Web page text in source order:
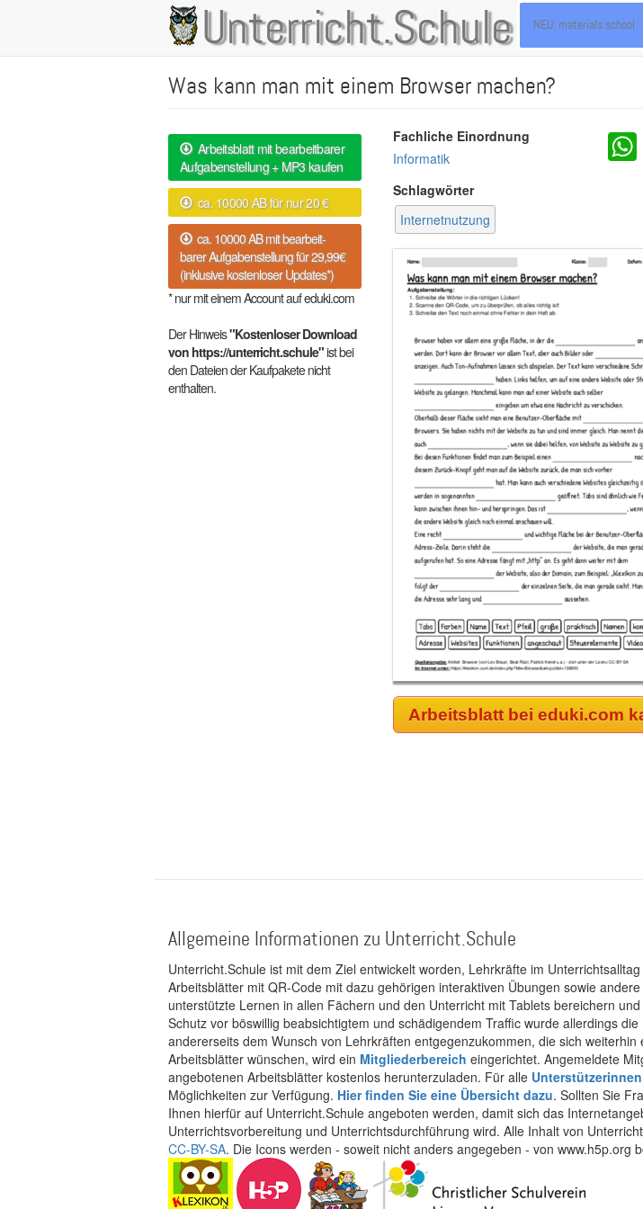
Unterricht.Schule
Main
navigation
NEU: materials.school
Was kann man mit einem Browser machen?
Arbeitsblatt mit bearbeitbarer
Aufgabenstellung + MP3 kaufen
ca. 10000 AB für nur 20 €
ca. 10000 AB mit bearbeit-
barer Aufgabenstellung für 29,99€
(inklusive kostenloser Updates*)
* nur mit einem Account auf eduki.com
Der Hinweis"Kostenloser Download
von https://unterricht.schule"ist bei
den Dateien der Kaufpakete nicht
enthalten.
Fachliche Einordnung
Informatik
Schlagwörter
Internetnutzung
Arbeitsblatt bei eduki.com
Allgemeine Informationen zu Unterricht.Schule
Unterricht.Schule ist mit dem Ziel entwickelt worden, Lehrkräfte im
Arbeitsblätter mit QR-Code mit dazu gehörigen interaktiven Übungen sowie
unterstützte Lernen in allen Fächern und den Unterricht mit Tablets bereichern
Schutz vor böswillig beabsichtigtem und schädigendem Traffic wurde allerdings
andererseits dem Wunsch von Lehrkräften entgegenzukommen, die sich
Arbeitsblätter wünschen, wird ein Mitgliederbereich eingerichtet. Angemeldete
angebotenen Arbeitsblätter kostenlos herunterzuladen. Für alle
Möglichkeiten zur Verfügung. Hier finden Sie eine Übersicht dazu. Sollten Sie
Ihnen hierfür auf Unterricht.Schule angeboten werden, damit sich das
Unterrichtsvorbereitung und Unterrichtsdurchführung wird. Alle Inhalt von
CC-BY-SA. Die Icons werden - soweit nicht anders angegeben - von www.h5p.org